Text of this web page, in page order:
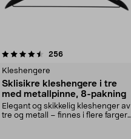
256anmeldelser
Kleshengere
Sklisikre kleshengere i tre
med metallpinne, 8-pakning
Elegant og skikkelig kleshenger av
tre og metall – finnes i flere farger.
4.5av 5 stjerner